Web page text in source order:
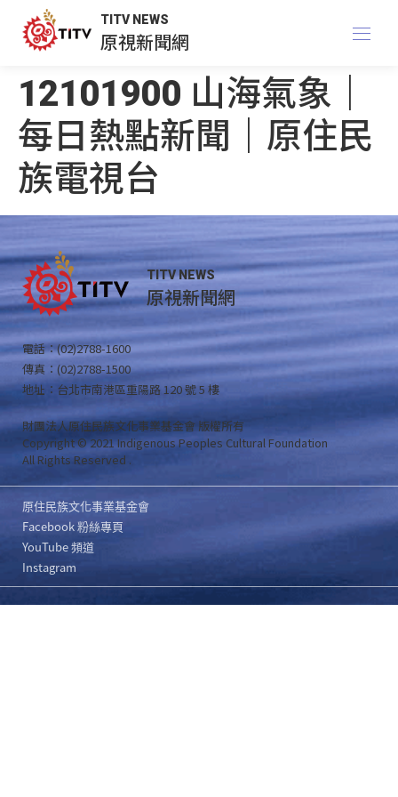
TITV NEWS
原視新聞網
12101900 山海氣象｜
每日熱點新聞｜原住民
族電視台
TITV NEWS
原視新聞網
電話：(02)2788-1600
傳真：(02)2788-1500
地址：台北市南港區重陽路 120 號 5 樓
財團法人原住民族文化事業基金會 版權所有
Copyright © 2021 Indigenous Peoples Cultural Foundation
All Rights Reserved .
原住民族文化事業基金會
Facebook 粉絲專頁
YouTube 頻道
Instagram